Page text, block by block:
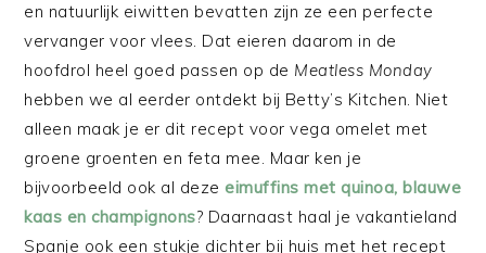
en natuurlijk eiwitten bevatten zijn ze een perfecte
vervanger voor vlees. Dat eieren daarom in de
hoofdrol heel goed passen op de Meatless Monday
hebben we al eerder ontdekt bij Betty’s Kitchen. Niet
alleen maak je er dit recept voor vega omelet met
groene groenten en feta mee. Maar ken je
bijvoorbeeld ook al dezeeimuffins met quinoa, blauwe
kaas en champignons? Daarnaast haal je vakantieland
Spanje ook een stukje dichter bij huis met het recept